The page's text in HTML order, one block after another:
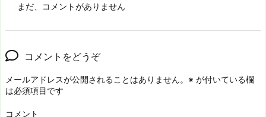
まだ、コメントがありません
コメントをどうぞ
メールアドレスが公開されることはありません。 ※ が付いている欄
は必須項目です
コメント